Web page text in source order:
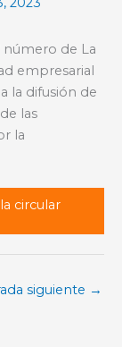
número de La
empresarial
la difusión de
las
la
circular
siguiente →